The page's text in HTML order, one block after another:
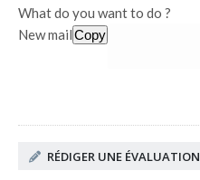
What do you want to do ?
New mailCopy
RÉDIGER UNE ÉVALUATION